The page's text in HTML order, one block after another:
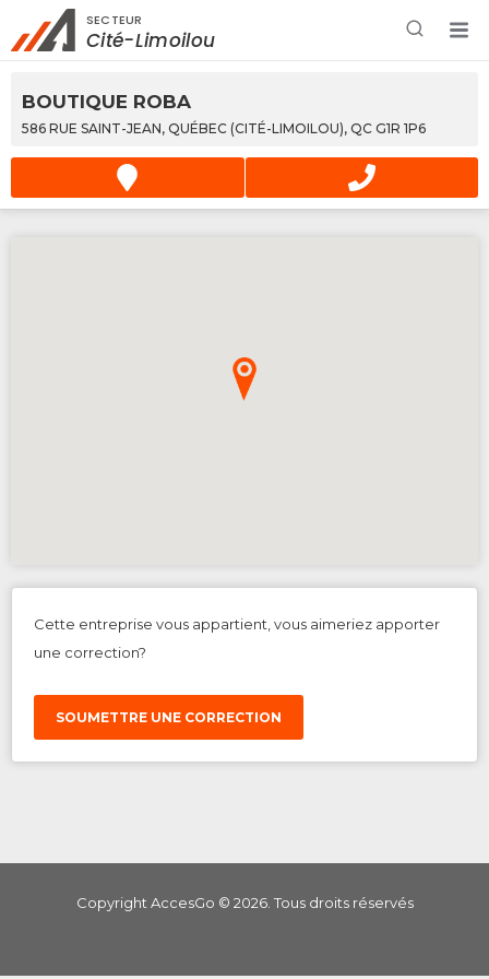
Rechercher à proximité - Entreprise / Rabais /
Services
SECTEUR
Cité-Limoilou
BOUTIQUE ROBA
586 RUE SAINT-JEAN, QUÉBEC (CITÉ-LIMOILOU), QC G1R 1P6
Cette entreprise vous appartient, vous aimeriez apporter
une correction?
SOUMETTRE UNE CORRECTION
Copyright AccesGo © 2026. Tous droits réservés